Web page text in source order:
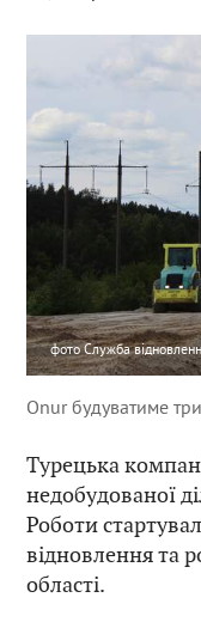
фотоСлужба
Onur будуватиме
Турецька
недобудованої
Роботи
відновлення та
області.